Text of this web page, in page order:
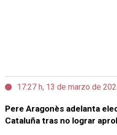
17:27 h, 13 de marzo de
Pere Aragonès adelanta
Cataluña tras no lograr